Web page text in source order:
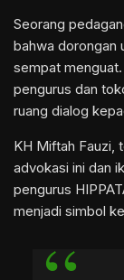
Seorang
bahwa dorongan
sempat
pengurus dan
ruang dialog
KH Miftah Fauzi,
advokasi ini dan
pengurus
menjadi simbol